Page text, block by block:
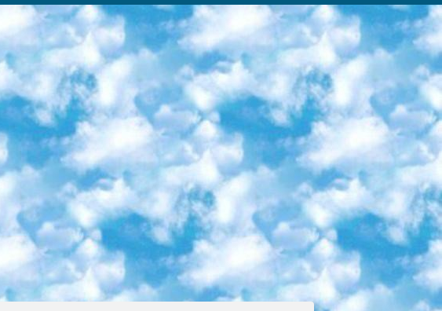
неё умений. Чтобы вы могли освоить их самостоятельно, для каждого умения площадка отображает подборку ссылок на учебные материалы. Хотя «Смартия» ориентируется на русскоязычную аудиторию, часть контента всё же доступна только на английском. 3. «Лекторий Физтеха» Проект Московского физико-технического института (Физтеха). С его помощью вы можете смотреть онлайн серии лекций, записанные на видео в этом вузе. В числе доступных предметов — физика, биология, химия, информационные технологии и другие. К некоторым лекциям администрация ресурса прилагает готовые конспекты, которые можно скачивать в PDF-формате. 4. ITMOcourses Онлайн-площадка Санкт-Петербургского национального исследовательского университета информационных технологий, механики и оптики (ИТМО). Ресурс предоставляет свободный доступ к курсам, разработанным в этом вузе. Каталог материалов разбит на четыре категории: «Оптические системы и технологии», «Приборостроение и робототехника», «Информационные технологии» и «Биотехнологии». Курсы состоят из видеолекций, интерактивных демонстраций и заданий. 5. «КиберЛенинка» Электронная научная библиотека открытого доступа. Каталог площадки регулярно обрастает текстами статей из различных научных изданий. Сгруппированные по журналам и рубрикам публикации можно читать онлайн или скачивать целиком в PDF-формате. Проект нацелен на популяризацию науки за счёт открытого доступа к качественной информации. 6. «ПостНаука» На этом ресурсе публикуют подборки видеолекций, составленные экспертами из разных отраслей и объединённые общими темами. Среди них, к примеру, есть серии «Биоинформатика и геномика», «Культура средневековой Скандинавии» и Cinema Studies о теории кино. Каждая подборка лекций — логически связанная история, рассказанная экспертом от первого лица. Кроме того, на сайте появляются научно-образовательные статьи и тесты на разные темы. 7. «Newочём» Команда проекта «Newочём» отбирает самые интересные тексты из англоязычных СМИ и переводит те из них, за которые голосуют участники сообщества «ВКонтакте». По большей части это научно-популярные статьи. Редакторы придумывают лишь заголовки, в остальном содержание переводов соответствует оригиналам. Полные тексты можно читать прямо в социальной сети. 8. InternetUrok Онлайн-база материалов по основным дисциплинам школьной программы. Информация на сайте структурирована по классам, предметам и темам (урокам). Каждый урок состоит из видеолекций и конспектов. Есть также интерактивные тренажёры и тесты для закрепления пройденного материала. Даже если вы давно окончили школу, возможность повторить программу старших классов всегда может пригодиться. 9. Edutainme Ещё один ресурс об образовании. В отличие от Newtonew, как мне кажется, Edutainme больше ориентируется на представителей индустрии: педагогов, предпринимателей, разработчиков образовательных проектов. Но и любой, кто просто стремится к саморазвитию, найдёт на сайте много полезного и интересного для себя. Например, информацию о новых курсах и образовательных сервисах. 10. Newtonew Онлайн-медиа об образовании и обучении в широком смысле. Авторы Newtonew пишут об инструментах, заведениях, тактиках и стратегиях, которые помогают учить других и получать новые знания самостоятельно. На этой площадке вы найдёте новости, обзоры, аналитические мат